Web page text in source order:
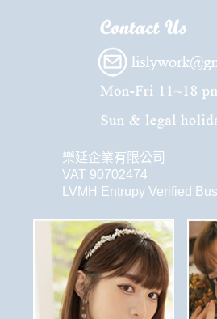
樂延企業有限公司
VAT 90702474
LVMH Entrupy Verified